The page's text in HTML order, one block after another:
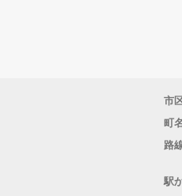
市
町
路
駅